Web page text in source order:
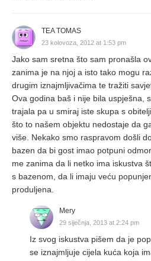
TEA TOMAS
23 kolovoza, 2012 at 1:53 pm
Jako sam sretna što sam pronašla
zanima je na njoj a isto tako mogu
drugim iznajmljivačima te tražiti
Ova godina baš i nije bila uspješna,
trajala pa u smiraj iste skupa s
što to našem objektu nedostaje da
više. Nekako smo raspravom došli
bazen da bi gost imao potpuni
me zanima da li netko ima iskustva
s bazenom, da li imaju veću
produljena.
Mery
29 siječnja, 2013 at 2:24 pm
Iz svog iskustva pišem da je
se iznajmljuje cijela kuća koja